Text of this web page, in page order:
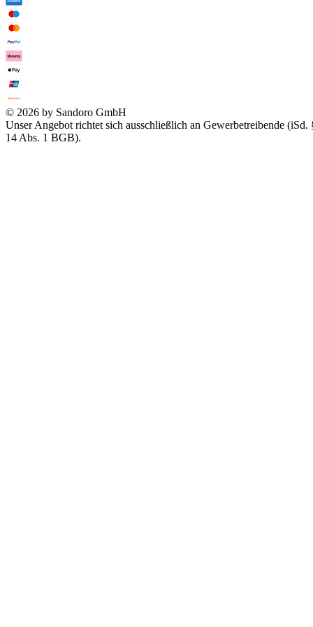
© 2026 by Sandoro GmbH
Unser Angebot richtet sich ausschließlich an Gewerbetreibende (iSd.
14 Abs. 1 BGB).